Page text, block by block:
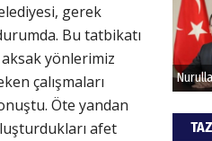
gerek
Bu tatbikatı
aksak yönlerimiz
çalışmaları
Öte yandan
afet